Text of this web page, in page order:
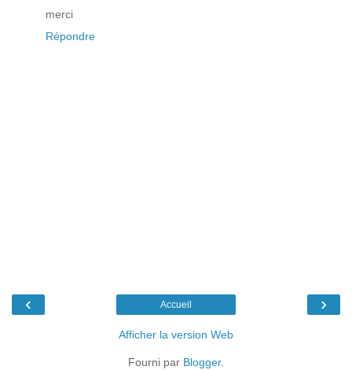
merci
Répondre
‹ ›
Accueil
Afficher la version Web
Fourni par Blogger.